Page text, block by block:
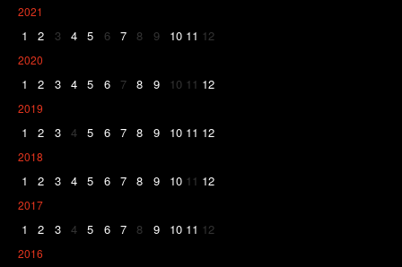
2021
1 2 3 4 5 6 7 8 9 10 11 12
2020
1 2 3 4 5 6 7 8 9 10 11 12
2019
1 2 3 4 5 6 7 8 9 10 11 12
2018
1 2 3 4 5 6 7 8 9 10 11 12
2017
1 2 3 4 5 6 7 8 9 10 11 12
2016